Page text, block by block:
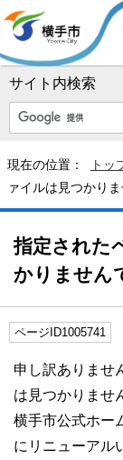
サイト内検索
現在の位置： トッ
ァイルは見つかりま
指定された
かりません
ページID1005741
申し訳ありませ
は見つかりませ
横手市公式ホー
にリニューアル